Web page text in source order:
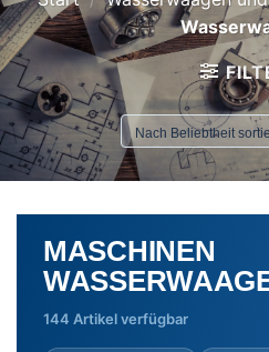
MASCHINEN
144 Artikel verfügbar